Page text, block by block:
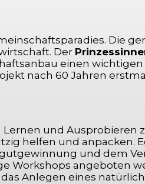
Die
Der
einen
nach 60 Jahren
und
helfen und anpacken.
und dem
angeboten
Anlegen eines